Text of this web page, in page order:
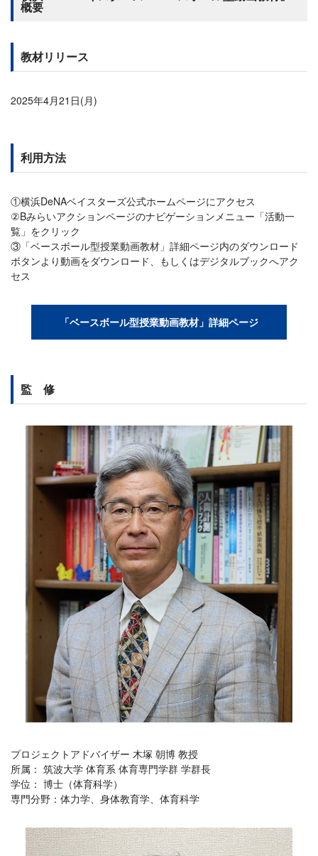
概要
教材リリース
2025年4月21日(月)
利用方法
①横浜DeNAベイスターズ公式ホームページにアクセス
②Bみらいアクションページのナビゲーションメニュー「活動一
覧」をクリック
③「ベースボール型授業動画教材」詳細ページ内のダウンロード
ボタンより動画をダウンロード、もしくはデジタルブックへアク
セス
「ベースボール型授業動画教材」詳細ページ
監 修
プロジェクトアドバイザー 木塚 朝博 教授
所属： 筑波大学 体育系 体育専門学群 学群長
学位： 博士（体育科学）
専門分野：体力学、身体教育学、体育科学